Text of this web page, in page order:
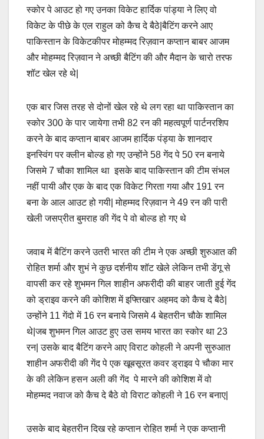
स्कोर पे आउट हो गए उनका विकेट हार्दिक पांड्या ने लिए वो
विकेट के पीछे के एल राहुल को कैच दे बैठे|बैटिंग करने आए
पाकिस्तान के विकेटकीपर मोहम्मद रिज़वान कप्तान बाबर आजम
और मोहम्मद रिज़वान ने अच्छी बैटिंग की और मैदान के चारो तरफ
शॉट खेल रहे थे|
एक बार जिस तरह से दोनों खेल रहे थे लग रहा था पाकिस्तान का
स्कोर 300 के पार जायेगा तभी 82 रन की महत्वपूर्ण पार्टनरशिप
करने के बाद कप्तान बाबर आजम हार्दिक पंड्या के शानदार
इनस्विंग पर क्लीन बोल्ड हो गए उन्होंने 58 गेंद पे 50 रन बनाये
जिसमे 7 चौका शामिल था इसके बाद पाकिस्तान की टीम संभल
नहीं पायी और एक के बाद एक विकेट गिरता गया और 191 रन
बना के आल आउट हो गयी| मोहम्मद रिज़वान ने 49 रन की पारी
खेली जसप्रीत बुमराह की गेंद पे वो बोल्ड हो गए थे
जवाब में बैटिंग करने उतरी भारत की टीम ने एक अच्छी शुरुआत की
रोहित शर्मा और शुभं ने कुछ दर्शनीय शॉट खेले लेकिन तभी डेंगू से
वापसी कर रहे शुभमन गिल शाहीन अफरीदी की बाहर जाती हुई गेंद
को ड्राइव करने की कोशिश में इफ्तिखार अहमद को कैच दे बैठे|
उन्होंने 11 गेंदो में 16 रन बनाये जिसमे 4 बेहतरीन चौके शामिल
थे|जब शुभमन गिल आउट हुए उस समय भारत का स्कोर था 23
रन| उसके बाद बैटिंग करने आए विराट कोहली ने अपनी सुरुआत
शाहीन अफरीदी की गेंद पे एक खूबसूरत कवर ड्राइव पे चौका मार
के की लेकिन हसन अली की गेंद पे मारने की कोशिश में वो
मोहम्मद नवाज को कैच दे बैठे वो विराट कोहली ने 16 रन बनाए|
उसके बाद बेहतरीन दिख रहे कप्तान रोहित शर्मा ने एक कप्तानी